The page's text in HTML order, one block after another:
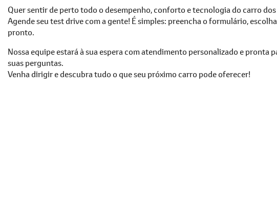
Quer sentir de perto todo o desempenho, conforto e tecnologia do carro dos
Agende seu test drive com a gente! É simples: preencha o formulário,
pronto.
Nossa equipe estará à sua espera com atendimento personalizado e pronta
suas perguntas.
Venha dirigir e descubra tudo o que seu próximo carro pode oferecer!